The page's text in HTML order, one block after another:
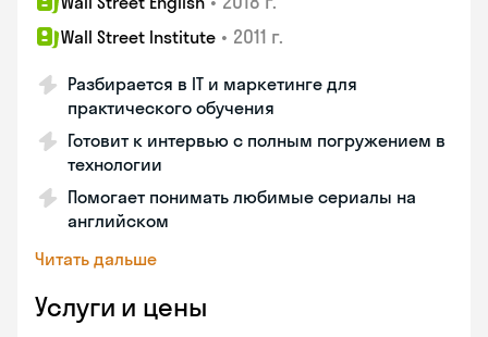
Wall Street Institute • 2011 г.
Разбирается в IT и маркетинге для
практического обучения
Готовит к интервью с полным погружением в
технологии
Помогает понимать любимые сериалы на
английском
Читать дальше
Услуги и цены